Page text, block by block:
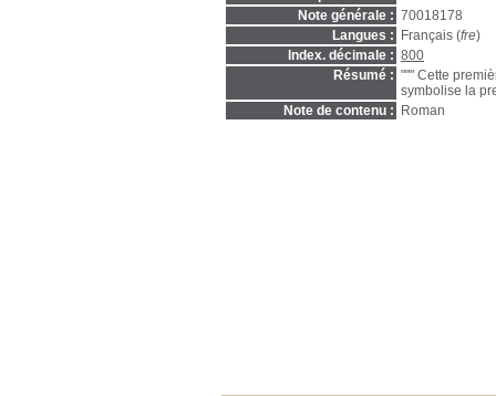
Note générale : 70018178
Langues :
Français (fre)
Index. décimale : 800
Résumé : """ Cette
symbolise la
Note de contenu :
Roman